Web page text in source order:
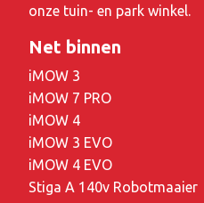
onze tuin- en park winkel.
Net binnen
iMOW 3
iMOW 7 PRO
iMOW 4
iMOW 3 EVO
iMOW 4 EVO
Stiga A 140v Robotmaaier